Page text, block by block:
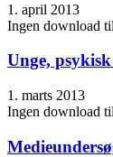
1. april 2013
Ingen download
Unge,
1. marts 2013
Ingen download